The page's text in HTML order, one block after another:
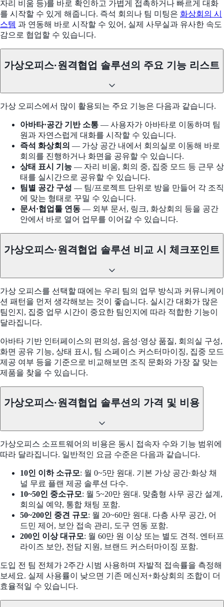
자리 비움 등)를 바로 확인하고 가볍게 접촉하거나 빠르게 대화
를 시작할 수 있게 해줍니다. 즉석 회의나 팀 미팅은 화상회의 시
스템 과 연동해 바로 시작할 수 있어, 실제 사무실과 유사한 속도
감으로 협업할 수 있습니다.
가상오피스·원격협업 솔루션의 주요 기능 리스트
가상 오피스에서 많이 활용되는 주요 기능은 다음과 같습니다.
아바타·공간 기반 소통 — 사용자가 아바타로 이동하며 팀
원과 자연스럽게 대화를 시작할 수 있습니다.
즉석 화상회의 — 가상 공간 내에서 회의실로 이동해 바로
회의를 진행하거나 화면을 공유할 수 있습니다.
상태 표시 기능 — 자리 비움, 회의 중, 집중 모드 등 근무 상
태를 실시간으로 공유할 수 있습니다.
팀별 공간 구성 — 팀/프로젝트 단위로 방을 만들어 각 조직
에 맞는 형태로 꾸밀 수 있습니다.
문서·협업툴 연동 — 외부 문서, 링크, 화상회의 등을 공간
안에서 바로 열어 업무를 이어갈 수 있습니다.
가상오피스·원격협업 솔루션 비교 시 체크포인트
가상 오피스를 선택할 때에는 우리 팀의 업무 방식과 커뮤니케이
션 패턴을 먼저 생각해보는 것이 좋습니다. 실시간 대화가 많은
팀인지, 집중 업무 시간이 중요한 팀인지에 따라 적합한 기능이
달라집니다.
아바타 기반 인터페이스의 편의성, 음성·영상 품질, 회의실 구성,
화면 공유 기능, 상태 표시, 팀 스페이스 커스터마이징, 집중 모드
제공 여부 등을 기준으로 비교해보면 조직 문화와 가장 잘 맞는
제품을 찾을 수 있습니다.
가상오피스·원격협업 솔루션의 가격 및 비용
가상오피스 소프트웨어의 비용은 동시 접속자 수와 기능 범위에
따라 달라집니다. 일반적인 요금 수준은 다음과 같습니다.
10인 이하 소규모: 월 0~5만 원대. 기본 가상 공간·화상 채
널 무료 플랜 제공 솔루션 다수.
10~50인 중소규모: 월 5~20만 원대. 맞춤형 사무 공간 설계,
회의실 예약, 통합 채팅 포함.
50~200인 중견 규모: 월 20~60만 원대. 다층 사무 공간, 어
드민 제어, 보안 접속 관리, 도구 연동 포함.
200인 이상 대규모: 월 60만 원 이상 또는 별도 견적. 엔터프
라이즈 보안, 전담 지원, 브랜드 커스터마이징 포함.
도입 전 팀 전체가 2주간 시범 사용하며 자발적 접속률을 측정해
보세요. 실제 사용률이 낮으면 기존 메신저+화상회의 조합이 더
효율적일 수 있습니다.